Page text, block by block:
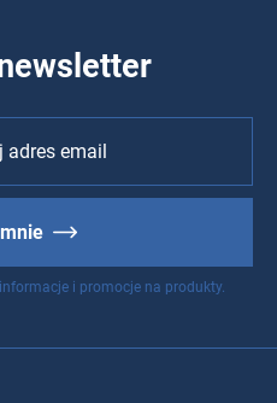
i promocje na produkty.